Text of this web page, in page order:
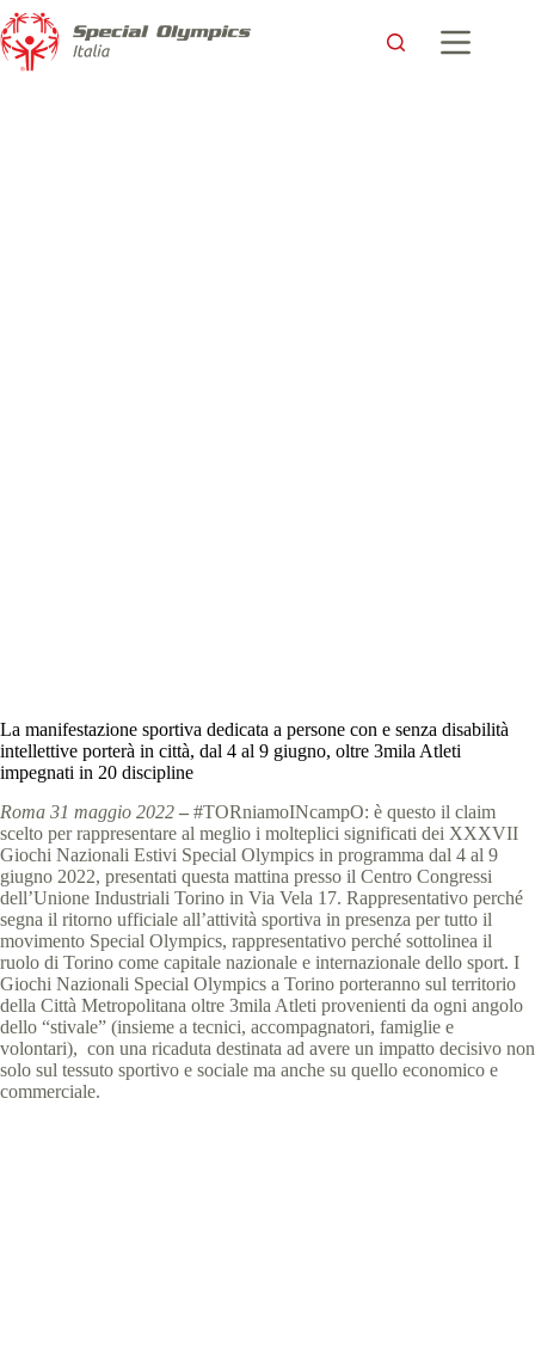
La manifestazione sportiva dedicata a persone con e senza disabilità
intellettive porterà in città, dal 4 al 9 giugno, oltre 3mila Atleti
impegnati in 20 discipline
Roma 31 maggio 2022 – #TORniamoINcampO: è questo il claim
scelto per rappresentare al meglio i molteplici significati dei XXXVII
Giochi Nazionali Estivi Special Olympics in programma dal 4 al 9
giugno 2022, presentati questa mattina presso il Centro Congressi
dell’Unione Industriali Torino in Via Vela 17. Rappresentativo perché
segna il ritorno ufficiale all’attività sportiva in presenza per tutto il
movimento Special Olympics, rappresentativo perché sottolinea il
ruolo di Torino come capitale nazionale e internazionale dello sport. I
Giochi Nazionali Special Olympics a Torino porteranno sul territorio
della Città Metropolitana oltre 3mila Atleti provenienti da ogni angolo
dello “stivale” (insieme a tecnici, accompagnatori, famiglie e
volontari), con una ricaduta destinata ad avere un impatto decisivo non
solo sul tessuto sportivo e sociale ma anche su quello economico e
commerciale.